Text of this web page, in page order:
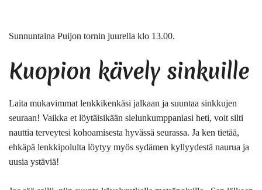
Sunnuntaina Puijon tornin juurella klo 13.00.
Kuopion kävely sinkuille
Laita mukavimmat lenkkikenkäsi jalkaan ja suuntaa sinkkujen
seuraan! Vaikka et löytäisikään sielunkumppaniasi heti, voit silti
nauttia terveytesi kohoamisesta hyvässä seurassa. Ja ken tietää,
ehkäpä lenkkipolulta löytyy myös sydämen kyllyydestä naurua ja
uusia ystäviä!